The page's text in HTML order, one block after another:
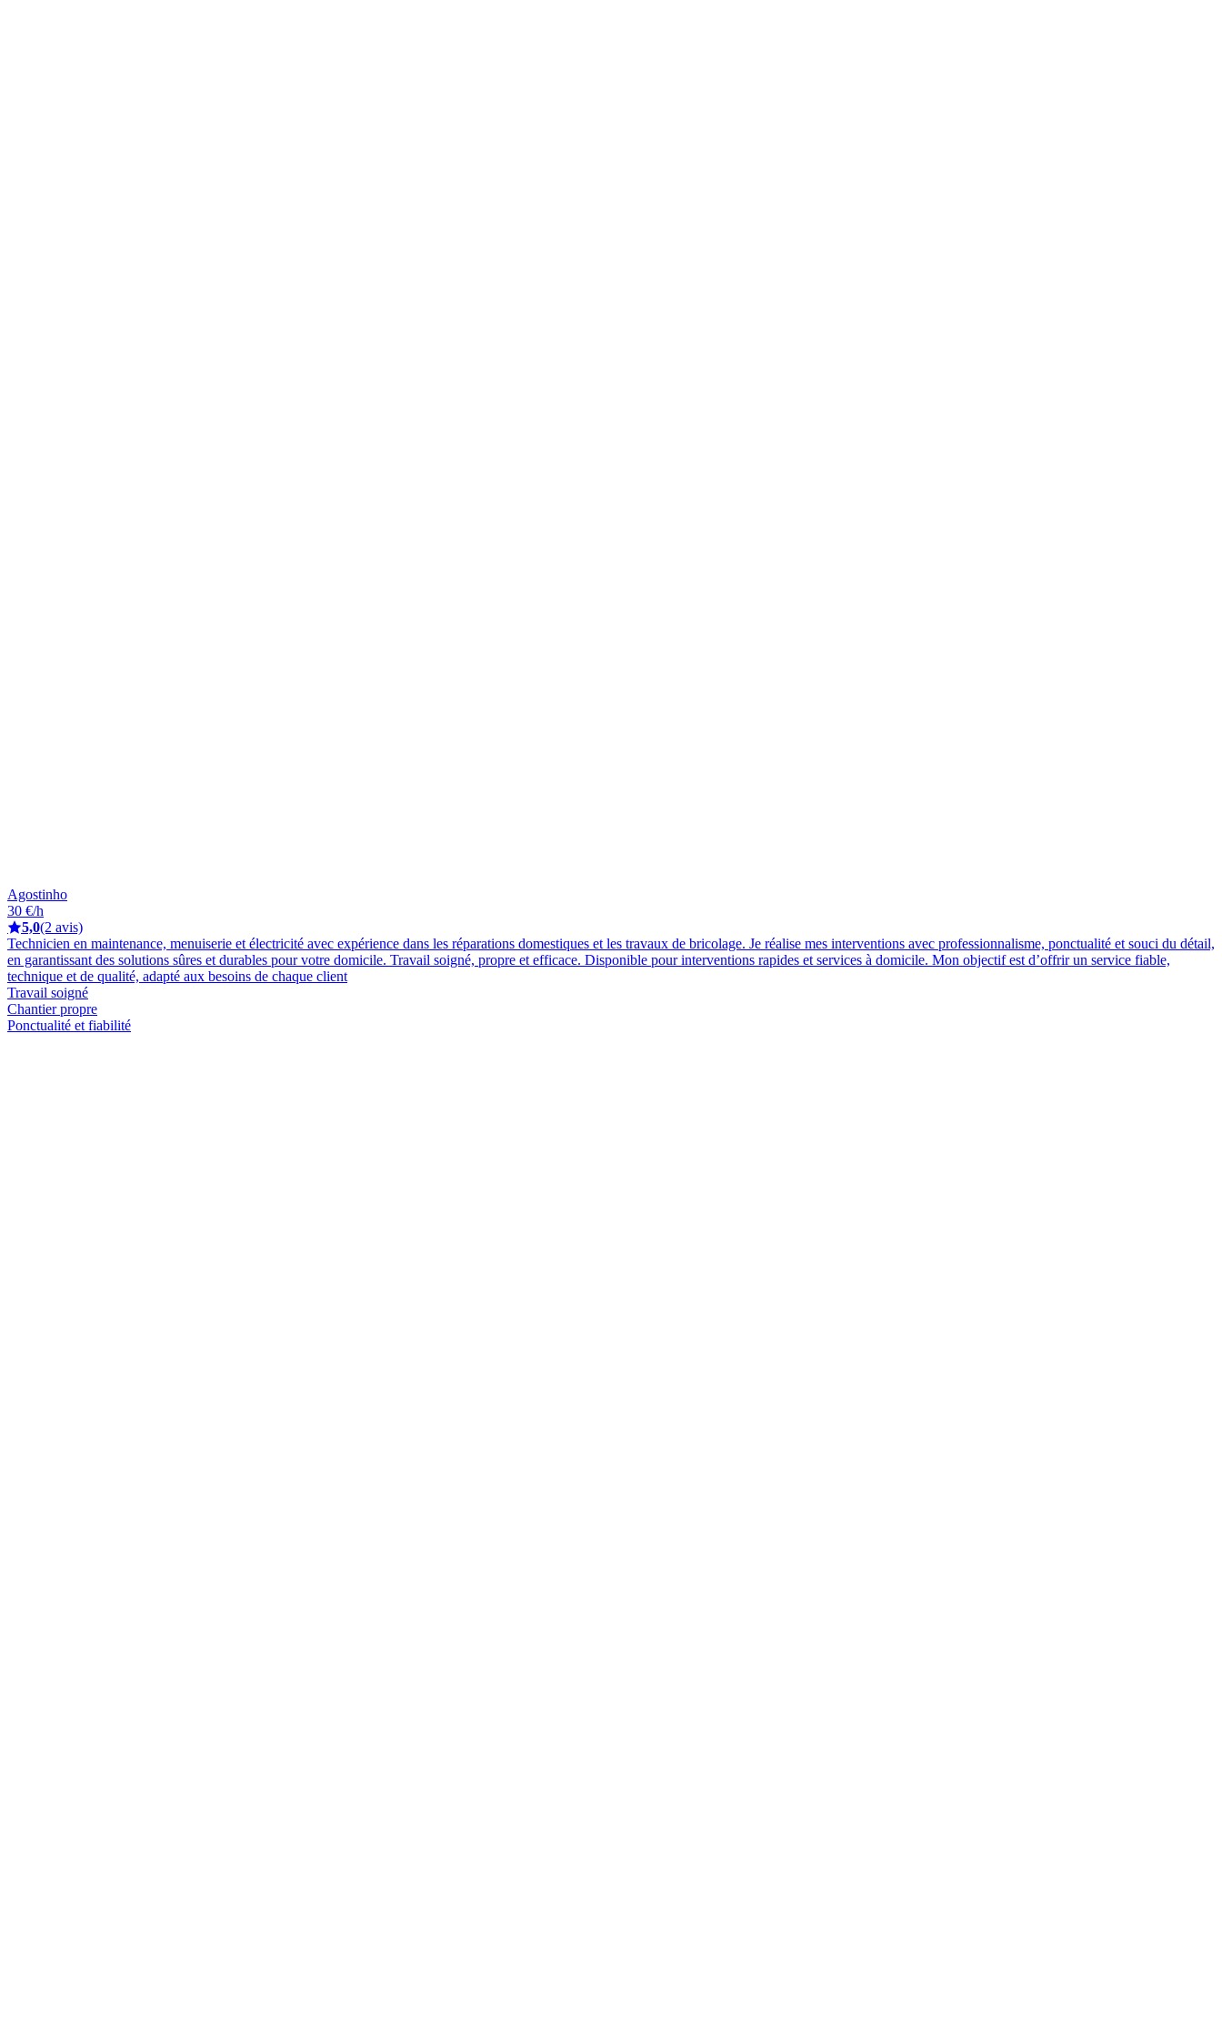
Agostinho
30 €/h
5,0(2 avis)
Technicien en maintenance, menuiserie et électricité avec expérience dans les réparations domestiques et les travaux de bricolage. Je réalise mes interventions avec professionnalisme, ponctualité et souci du détail,
en garantissant des solutions sûres et durables pour votre domicile. Travail soigné, propre et efficace. Disponible pour interventions rapides et services à domicile. Mon objectif est d’offrir un service fiable,
technique et de qualité, adapté aux besoins de chaque client
Travail soigné
Chantier propre
Ponctualité et fiabilité